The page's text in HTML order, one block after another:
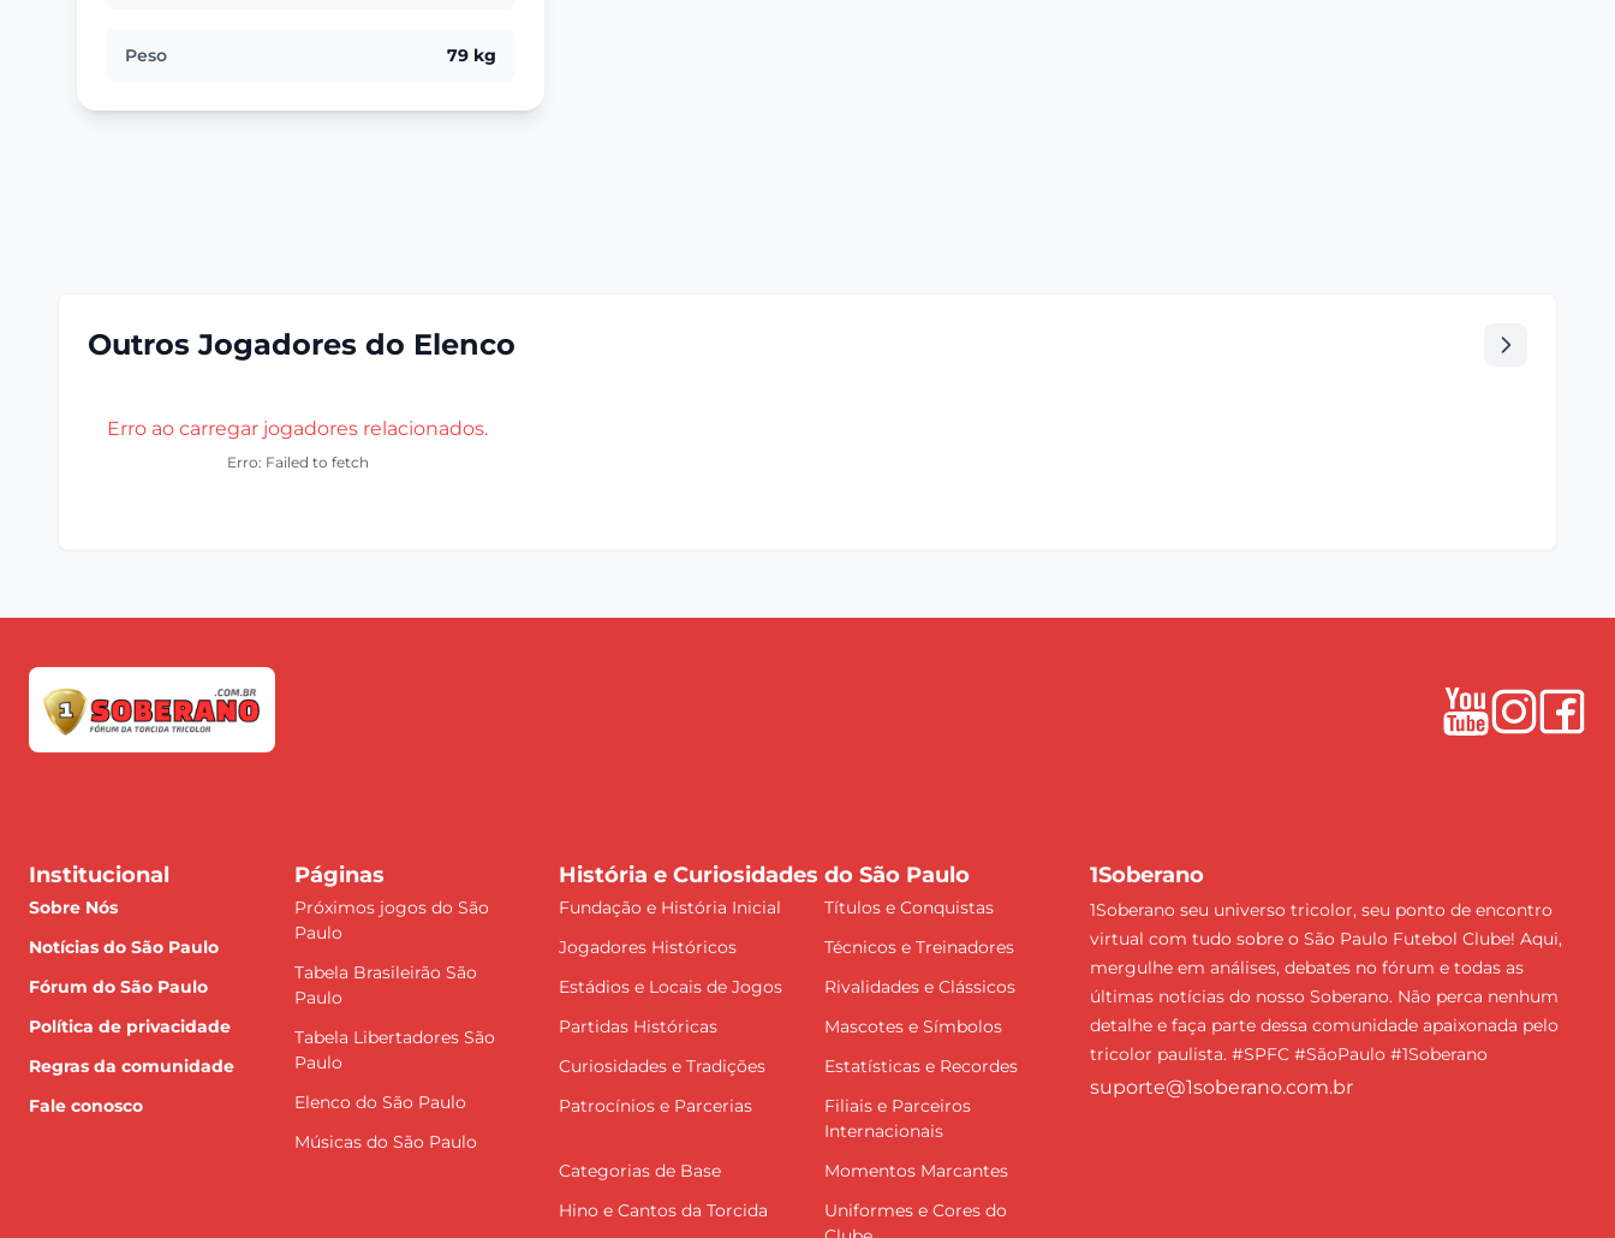
Peso 79 kg
Outros Jogadores do Elenco
Erro ao carregar jogadores relacionados.
Erro: Failed to fetch
Institucional
Sobre Nós
Notícias do São Paulo
Fórum do São Paulo
Política de privacidade
Regras da comunidade
Fale conosco
Páginas
Próximos jogos do São
Paulo
Tabela Brasileirão São
Paulo
Tabela Libertadores São
Paulo
Elenco do São Paulo
Músicas do São Paulo
História e Curiosidades do São Paulo
Fundação e História Inicial
Títulos e Conquistas
Jogadores Históricos
Técnicos e Treinadores
Estádios e Locais de Jogos
Rivalidades e Clássicos
Partidas Históricas
Mascotes e Símbolos
Curiosidades e Tradições
Estatísticas e Recordes
Patrocínios e Parcerias
Filiais e Parceiros
Internacionais
Categorias de Base
Momentos Marcantes
Hino e Cantos da Torcida
Uniformes e Cores do
1Soberano
1Soberano seu universo tricolor, seu ponto de encontro
virtual com tudo sobre o São Paulo Futebol Clube! Aqui,
mergulhe em análises, debates no fórum e todas as
últimas notícias do nosso Soberano. Não perca nenhum
detalhe e faça parte dessa comunidade apaixonada pelo
tricolor paulista. #SPFC #SãoPaulo #1Soberano
suporte@1soberano.com.br